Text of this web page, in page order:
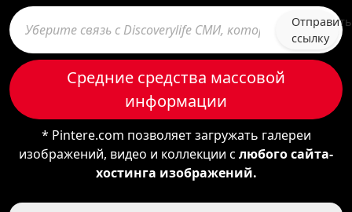
Отправить
ссылку
Средние средства массовой
информации
* Pintere.com позволяет загружать галереи
изображений, видео и коллекции с любого сайта-
хостинга изображений.